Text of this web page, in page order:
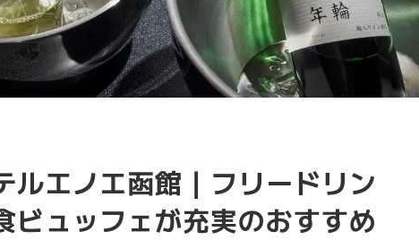
ルエノエ函館｜フリードリン
ビュッフェが充実のおすすめ